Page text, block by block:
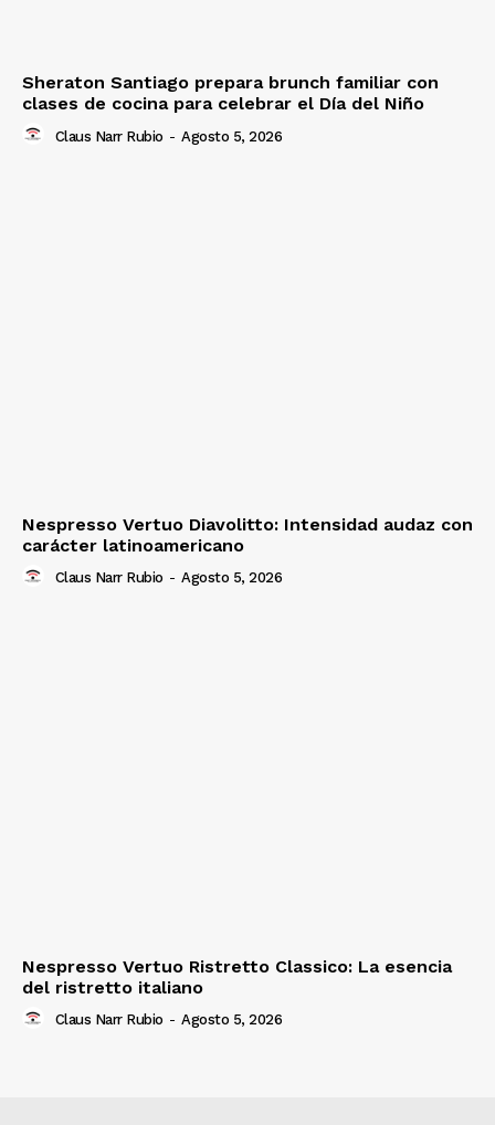
Sheraton Santiago prepara brunch familiar con
clases de cocina para celebrar el Día del Niño
Claus Narr Rubio - Agosto 5, 2026
Nespresso Vertuo Diavolitto: Intensidad audaz con
carácter latinoamericano
Claus Narr Rubio - Agosto 5, 2026
Nespresso Vertuo Ristretto Classico: La esencia
del ristretto italiano
Claus Narr Rubio - Agosto 5, 2026